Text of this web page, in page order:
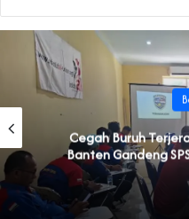
Cegah Buruh
Banten Gandeng